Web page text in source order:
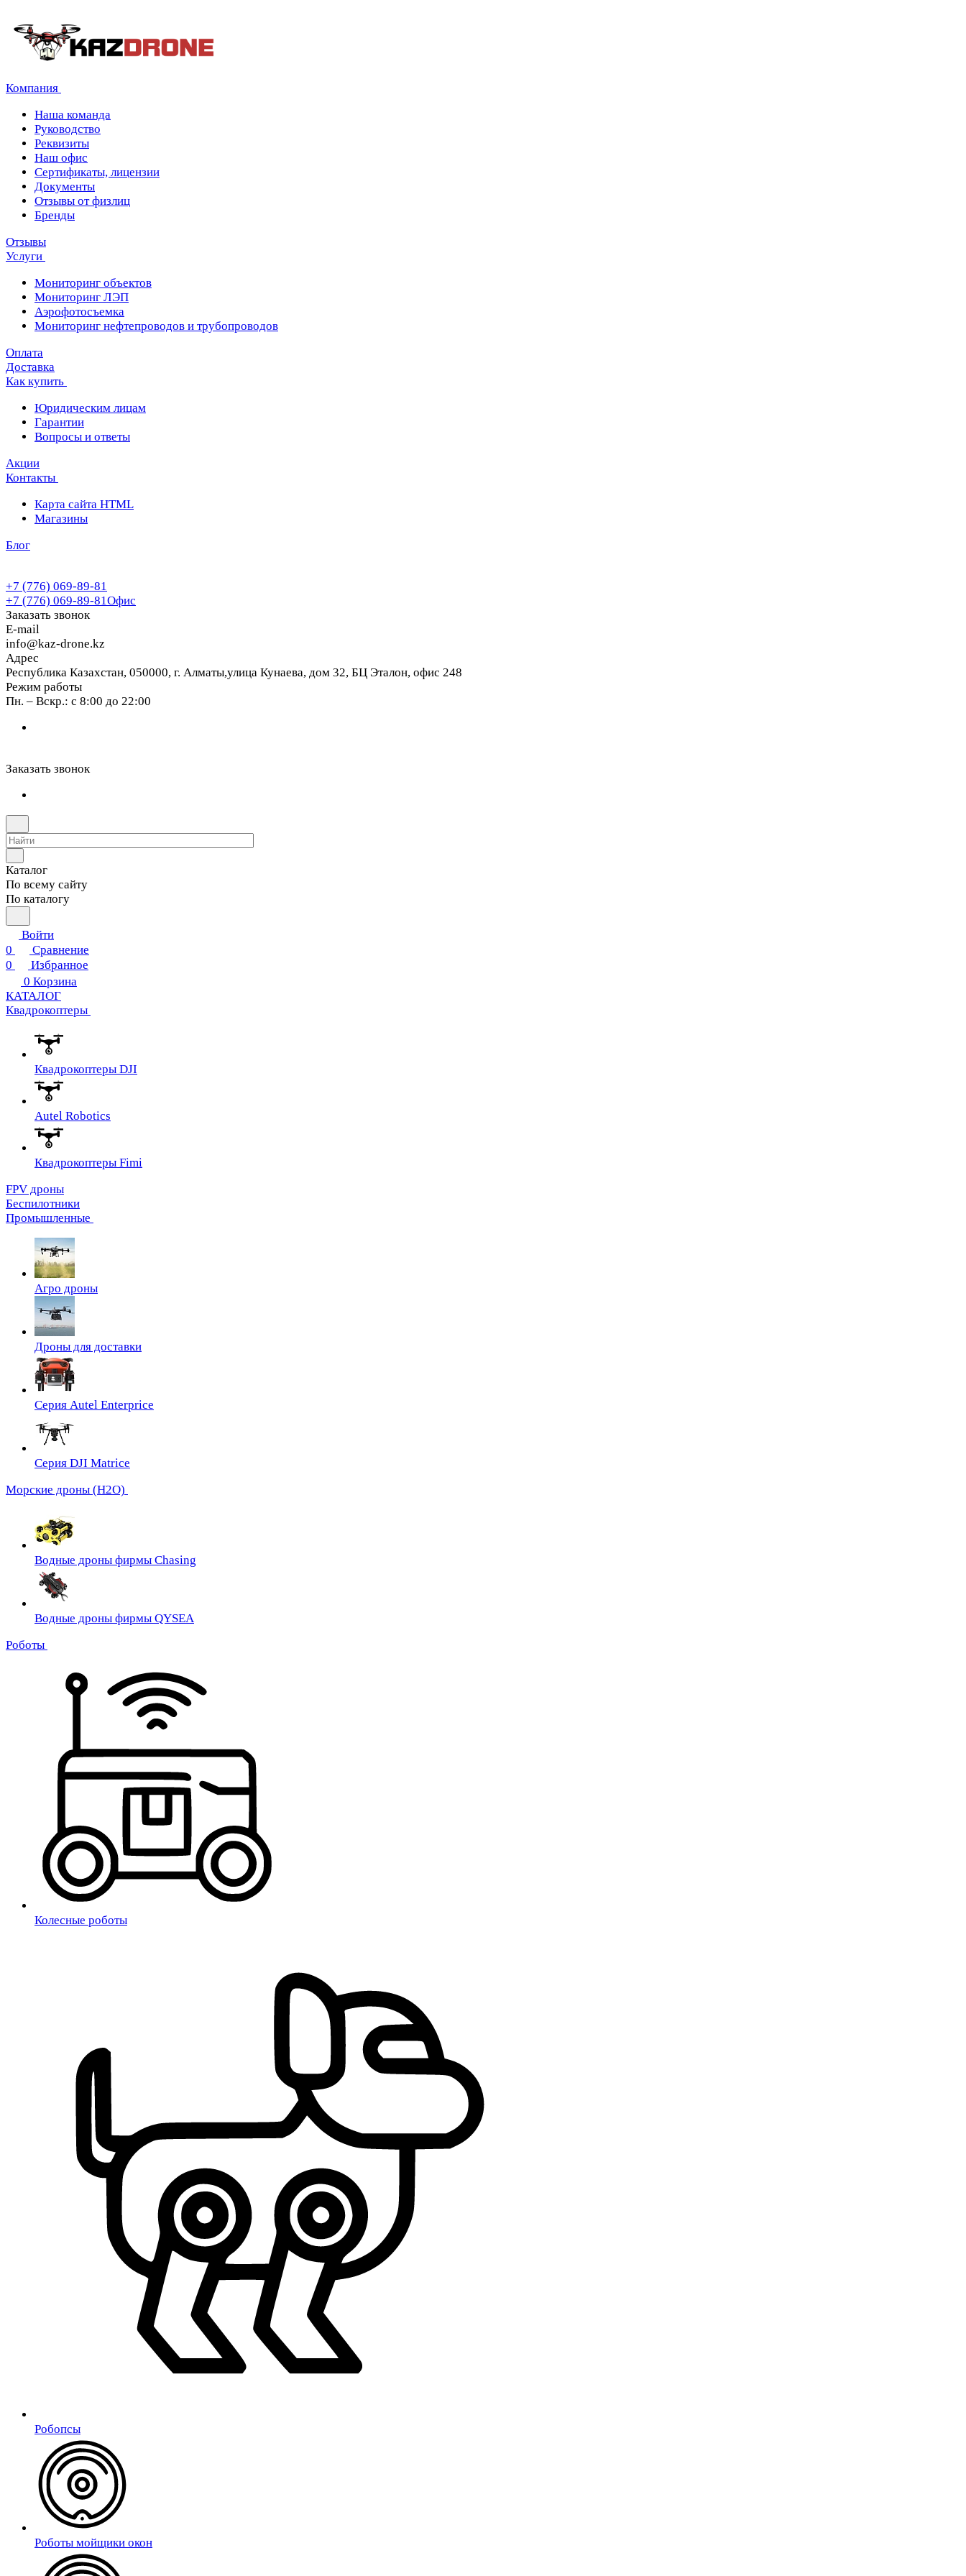
Компания
Наша команда
Руководство
Реквизиты
Наш офис
Сертификаты, лицензии
Документы
Отзывы от физлиц
Бренды
Отзывы
Услуги
Мониторинг объектов
Мониторинг ЛЭП
Аэрофотосъемка
Мониторинг нефтепроводов и трубопроводов
Оплата
Доставка
Как купить
Юридическим лицам
Гарантии
Вопросы и ответы
Акции
Контакты
Карта сайта HTML
Магазины
Блог
+7 (776) 069-89-81
+7 (776) 069-89-81Офис
Заказать звонок
E-mail
info@kaz-drone.kz
Адрес
Республика Казахстан, 050000, г. Алматы,улица Кунаева, дом 32, БЦ Эталон, офис 248
Режим работы
Пн. – Вскр.: с 8:00 до 22:00
Заказать звонок
Каталог
По всему сайту
По каталогу
Войти
0
Сравнение
0
Избранное
0 Корзина
КАТАЛОГ
Квадрокоптеры
Квадрокоптеры DJI
Autel Robotics
Квадрокоптеры Fimi
FPV дроны
Беспилотники
Промышленные
Агро дроны
Дроны для доставки
Серия Autel Enterprice
Серия DJI Matrice
Морские дроны (H2O)
Водные дроны фирмы Chasing
Водные дроны фирмы QYSEA
Роботы
Колесные роботы
Робопсы
Роботы мойщики окон